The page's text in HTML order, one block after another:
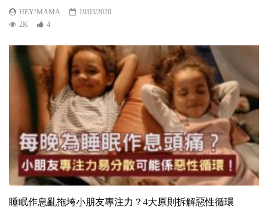
HEY!MAMA
19/03/2020
2K
4
睡眠作息亂拖垮小朋友專注力？4大原則拆解惡性循環